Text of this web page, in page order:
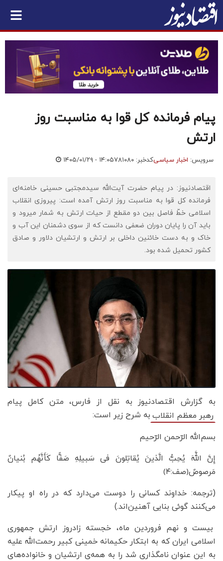
پیام فرمانده کل قوا به مناسبت روز
ارتش
سرویس: اخبار سیاسیکدخبر: ۷۸۱۰۸۰ ۱۴۰۵/۰۱/۲۹ - ۱۴:۰۵
اقتصادنیوز: در پیام حضرت آیت‌الله سیدمجتبی حسینی خامنه‌ای
فرمانده کل قوا به مناسبت روز ارتش آمده است: پیروزی انقلاب
اسلامی خطّ فاصل بین دو مقطع از حیات ارتش به شمار میرود و
باید آن را پایان دوران ضعفی دانست که از سوی دشمنان این آب و
خاک و به دست خائنین داخلی بر ارتش و ارتشیان دلاور و صادق
کشور تحمیل شده بود.
به گزارش اقتصادنیوز به نقل از فارس، متن کامل پیام
رهبر معظم انقلاب به شرح زیر است:
بسم‌الله الرّحمن الرّحیم
إِنَّ اللَّهَ یُحِبُّ الَّذینَ یُقاتِلونَ فی سَبیلِهِ صَفًّا کَأَنَّهُم بُنیانٌ
مَرصوصٌ﴿صف:۴﴾
(ترجمه: خداوند کسانی را دوست می‌دارد که در راه او پیکار
می‌کنند گوئی بنایی آهنین‌اند.)
بیست و نهم فروردین ماه، خجسته زادروز ارتش جمهوری
اسلامی ایران که به ابتکار حکیمانه خمینی کبیر رحمت‌الله علیه
به این عنوان نامگذاری شد را به همه‌ی ارتشیان و خانواده‌های